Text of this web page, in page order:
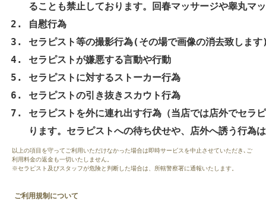
ることも禁止しております。回春マッサージや睾丸マ
自慰行為
セラピスト等の撮影行為(その場で画像の消去致しま
セラピストが嫌悪する言動や行動
セラピストに対するストーカー行為
セラピストの引き抜きスカウト行為
セラピストを外に連れ出す行為（当店では店外でセラ
ります。セラピストへの待ち伏せや、店外へ誘う行為
以上の項目を守ってご利用いただけなかった場合は即時サービスを中止させていただき､ご
利用料金の返金も一切いたしません。
※セラピスト及びスタッフが危険と判断した場合は、所轄警察署に通報いたします。
ご利用規制について